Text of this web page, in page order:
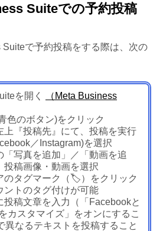
Suiteでの予約投稿
で予約投稿をする際は、次の
を開く
（Meta Business
色のボタン)をクリック
『投稿先』にて、投稿を実行
／Instagram)を選択
写真を追加」／「動画を追
投稿画像・動画を選択
タグマーク（🏷️）をクリック
ントのタグ付けが可能
稿文章を入力（「Facebookと
カスタマイズ」をオンにするこ
異なるテキストを投稿すること